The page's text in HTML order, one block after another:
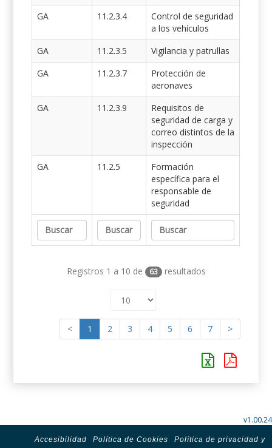
GA
11.2.3.4
Control de seguridad
a los vehículos
GA
11.2.3.5
Vigilancia y patrullas
GA
11.2.3.7
Protección de
aeronaves
GA
11.2.3.9
Requisitos de
seguridad de carga y
correo distintos de la
inspección
GA
11.2.5
Formación
específica para el
responsable de
seguridad
Registros 1 a 10 de 63 resultados
< 1 2 3 4 5 6 7 >
v1.00.24
Accesibilidad Política de Cookies
Política de privacidad y